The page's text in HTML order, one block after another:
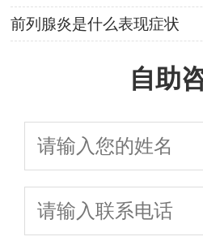
前列腺炎是什么表现症状
自助